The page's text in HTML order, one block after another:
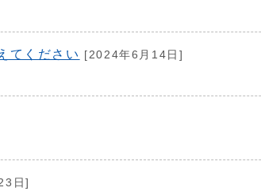
てください [2024年6月14日]
日]